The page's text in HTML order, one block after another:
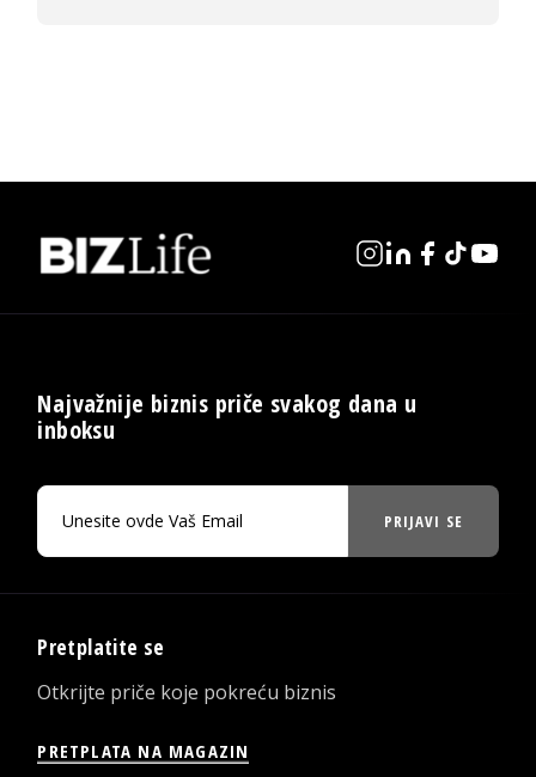
Najvažnije biznis priče svakog dana u
inboksu
PRIJAVI SE
Pretplatite se
Otkrijte priče koje pokreću biznis
PRETPLATA NA MAGAZIN